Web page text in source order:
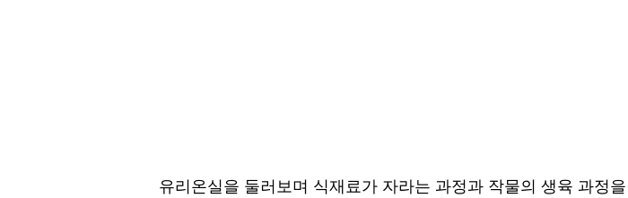
유리온실을 둘러보며 식재료가 자라는 과정과 작물의 생육 과정을